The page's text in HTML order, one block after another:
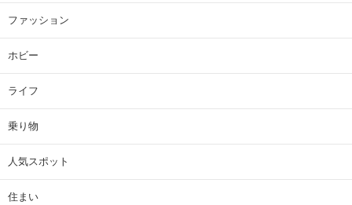
ファッション
ホビー
ライフ
乗り物
人気スポット
住まい